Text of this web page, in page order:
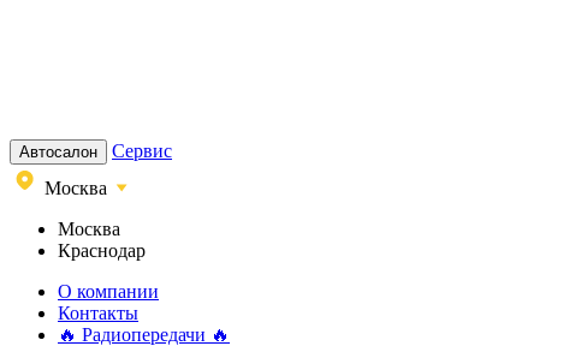
Автосалон
Сервис
Москва
Москва
Краснодар
О компании
Контакты
🔥 Радиопередачи 🔥